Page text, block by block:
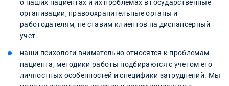
о наших пациентах и их проблемах в государственные
организации, правоохранительные органы и
работодателям, не ставим клиентов на диспансерный
учет.
наши психологи внимательно относятся к проблемам
пациента, методики работы подбираются с учетом его
личностных особенностей и специфики затруднений. Мы